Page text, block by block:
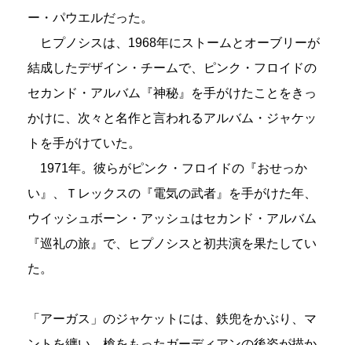
ー・パウエルだった。
ヒプノシスは、1968年にストームとオーブリーが
結成したデザイン・チームで、ピンク・フロイドの
セカンド・アルバム『神秘』を手がけたことをきっ
かけに、次々と名作と言われるアルバム・ジャケッ
トを手がけていた。
1971年。彼らがピンク・フロイドの『おせっか
い』、Ｔレックスの『電気の武者』を手がけた年、
ウイッシュボーン・アッシュはセカンド・アルバム
『巡礼の旅』で、ヒプノシスと初共演を果たしてい
た。
「アーガス」のジャケットには、鉄兜をかぶり、マ